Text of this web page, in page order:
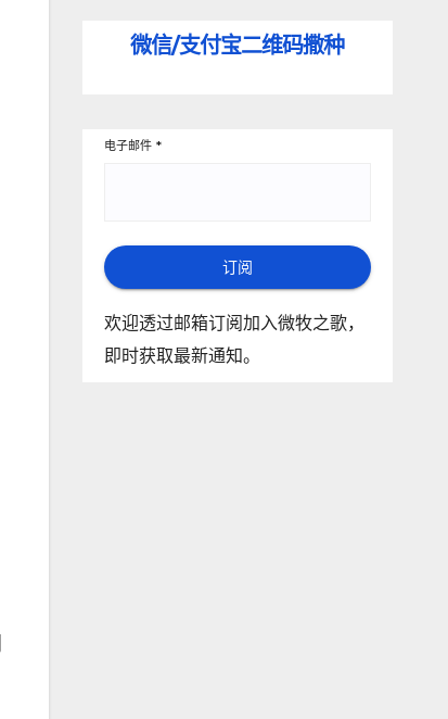
微信/支付宝二维码撒种
电子邮件 *
订阅
欢迎透过邮箱订阅加入微牧之歌，
即时获取最新通知。